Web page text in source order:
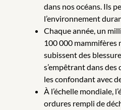
dans nos océans. Ils
l’environnement
Chaque année, un
100 000 mammifères
subissent des
s’empêtrant dans
les confondant avec
À l’échelle mondiale,
ordures rempli de